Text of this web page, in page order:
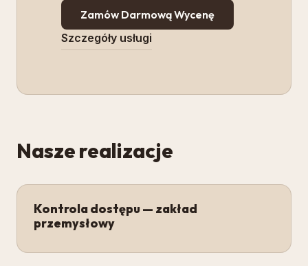
Zamów Darmową Wycenę
Szczegóły usługi
Nasze realizacje
Kontrola dostępu — zakład
przemysłowy